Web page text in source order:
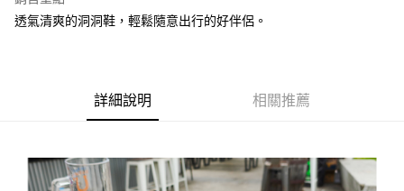
元大商業銀行
永豐商業銀行
全盈+PAY
【關於「AFTEE先享後付」】
AFTEE先享後付是「在收到商品之後才付款」的支付方式。 讓您購物簡單
２．便利：只要手機號碼，簡訊認證，即可結帳。
３．安心：先確認商品／服務後，再付款。
每筆NT$120，滿NT$1,500(含以上)免運費
透氣清爽的洞洞鞋，輕鬆隨意出行的好伴侶。
詳細說明 相關推薦